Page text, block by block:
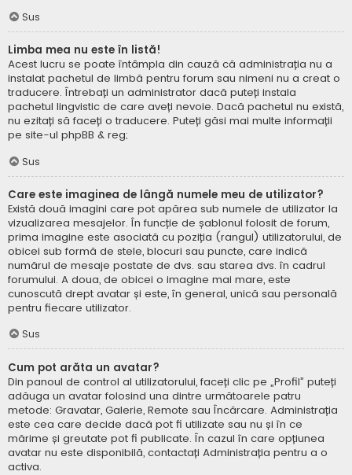
Sus
Limba mea nu este în listă!
Acest lucru se poate întâmpla din cauză că administrația nu a
instalat pachetul de limbă pentru forum sau nimeni nu a creat o
traducere. Întrebați un administrator dacă puteți instala
pachetul lingvistic de care aveți nevoie. Dacă pachetul nu există,
nu ezitați să faceți o traducere. Puteți găsi mai multe informații
pe site-ul phpBB & reg;
Sus
Care este imaginea de lângă numele meu de utilizator?
Există două imagini care pot apărea sub numele de utilizator la
vizualizarea mesajelor. În funcție de șablonul folosit de forum,
prima imagine este asociată cu poziția (rangul) utilizatorului, de
obicei sub formă de stele, blocuri sau puncte, care indică
numărul de mesaje postate de dvs. sau starea dvs. în cadrul
forumului. A doua, de obicei o imagine mai mare, este
cunoscută drept avatar și este, în general, unică sau personală
pentru fiecare utilizator.
Sus
Cum pot arăta un avatar?
Din panoul de control al utilizatorului, faceți clic pe „Profil” puteți
adăuga un avatar folosind una dintre următoarele patru
metode: Gravatar, Galerie, Remote sau Încărcare. Administrația
este cea care decide dacă pot fi utilizate sau nu și în ce
mărime și greutate pot fi publicate. În cazul în care opțiunea
avatar nu este disponibilă, contactați Administrația pentru a o
activa.